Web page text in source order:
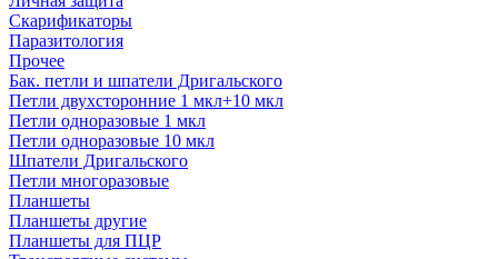
Скарификаторы
Паразитология
Прочее
Бак. петли и шпатели Дригальского
Петли двухсторонние 1 мкл+10 мкл
Петли одноразовые 1 мкл
Петли одноразовые 10 мкл
Шпатели Дригальского
Петли многоразовые
Планшеты
Планшеты другие
Планшеты для ПЦР